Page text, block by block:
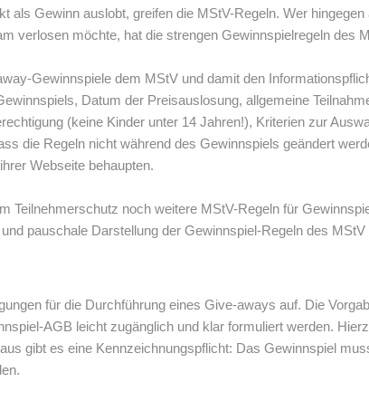
als Gewinn auslobt, greifen die MStV-Regeln. Wer
verlosen möchte, hat die strengen Gewinnspielregeln des
Gewinnspiele dem MStV und damit den
Datum der Preisauslosung, allgemeine
(keine Kinder unter 14 Jahren!), Kriterien zur
die Regeln nicht während des Gewinnspiels geändert
Webseite behaupten.
Teilnehmerschutz noch weitere MStV-Regeln für
pauschale Darstellung der Gewinnspiel-Regeln des
für die Durchführung eines Give-aways auf. Die
AGB leicht zugänglich und klar formuliert werden.
gibt es eine Kennzeichnungspflicht: Das Gewinnspiel